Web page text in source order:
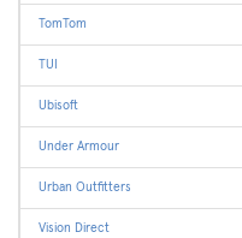
TomTom
TUI
Ubisoft
Under Armour
Urban Outfitters
Vision Direct